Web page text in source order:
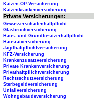
Katzen-OP-Versicherung
Katzenkrankenversicherung
Private Versicherungen:
Gewässerschadenhaftpflicht
Glasbruchversicherung
Haus- und Grundbesitzerhaftpflicht
Hausratversicherung
Jagdhaftpflichtversicherung
KFZ-Versicherung
Krankenzusatzversicherung
Private Krankenversicherung
Privathaftpflichtversicherung
Rechtsschutzversicherung
Sterbegeldversicherung
Unfallversicherung
Wohngebäudeversicherung